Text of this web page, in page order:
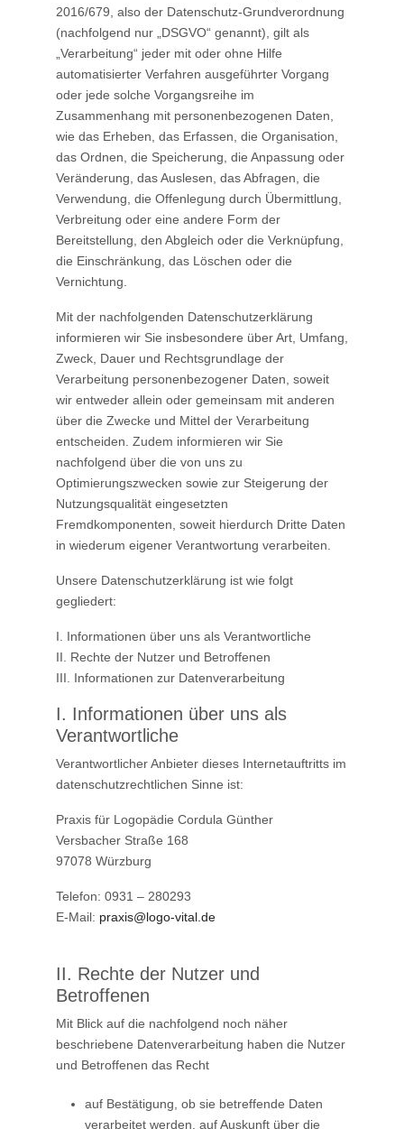
2016/679, also der Datenschutz-Grundverordnung
(nachfolgend nur „DSGVO“ genannt), gilt als
„Verarbeitung“ jeder mit oder ohne Hilfe
automatisierter Verfahren ausgeführter Vorgang
oder jede solche Vorgangsreihe im
Zusammenhang mit personenbezogenen Daten,
wie das Erheben, das Erfassen, die Organisation,
das Ordnen, die Speicherung, die Anpassung oder
Veränderung, das Auslesen, das Abfragen, die
Verwendung, die Offenlegung durch Übermittlung,
Verbreitung oder eine andere Form der
Bereitstellung, den Abgleich oder die Verknüpfung,
die Einschränkung, das Löschen oder die
Vernichtung.
Mit der nachfolgenden Datenschutzerklärung
informieren wir Sie insbesondere über Art, Umfang,
Zweck, Dauer und Rechtsgrundlage der
Verarbeitung personenbezogener Daten, soweit
wir entweder allein oder gemeinsam mit anderen
über die Zwecke und Mittel der Verarbeitung
entscheiden. Zudem informieren wir Sie
nachfolgend über die von uns zu
Optimierungszwecken sowie zur Steigerung der
Nutzungsqualität eingesetzten
Fremdkomponenten, soweit hierdurch Dritte Daten
in wiederum eigener Verantwortung verarbeiten.
Unsere Datenschutzerklärung ist wie folgt
gegliedert:
I. Informationen über uns als Verantwortliche
II. Rechte der Nutzer und Betroffenen
III. Informationen zur Datenverarbeitung
I. Informationen über uns als
Verantwortliche
Verantwortlicher Anbieter dieses Internetauftritts im
datenschutzrechtlichen Sinne ist:
Praxis für Logopädie Cordula Günther
Versbacher Straße 168
97078 Würzburg
Telefon: 0931 – 280293
E-Mail: praxis@logo-vital.de
II. Rechte der Nutzer und
Betroffenen
Mit Blick auf die nachfolgend noch näher
beschriebene Datenverarbeitung haben die Nutzer
und Betroffenen das Recht
auf Bestätigung, ob sie betreffende Daten
verarbeitet werden, auf Auskunft über die